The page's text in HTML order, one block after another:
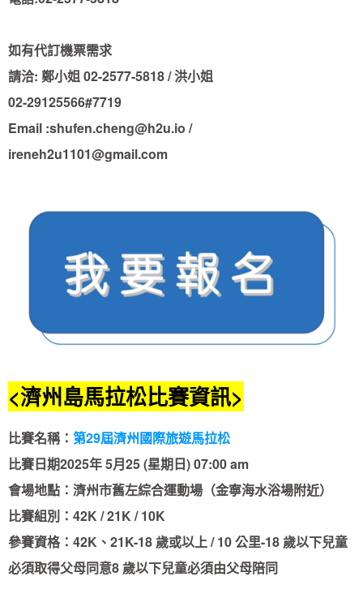
如有代訂機票需求
請洽: 鄭小姐 02-2577-5818 / 洪小姐
02-29125566#7719
Email :shufen.cheng@h2u.io /
ireneh2u1101@gmail.com
<濟州島馬拉松比賽資訊>
比賽名稱： 第29屆濟州國際旅遊馬拉松
比賽日期2025年 5月25 (星期日) 07:00 am
會場地點：濟州市舊左綜合運動場（金寧海水浴場附近）
比賽組別：42K / 21K / 10K
參賽資格：42K、21K-18 歲或以上 / 10 公里-18 歲以下兒童
必須取得父母同意8 歲以下兒童必須由父母陪同